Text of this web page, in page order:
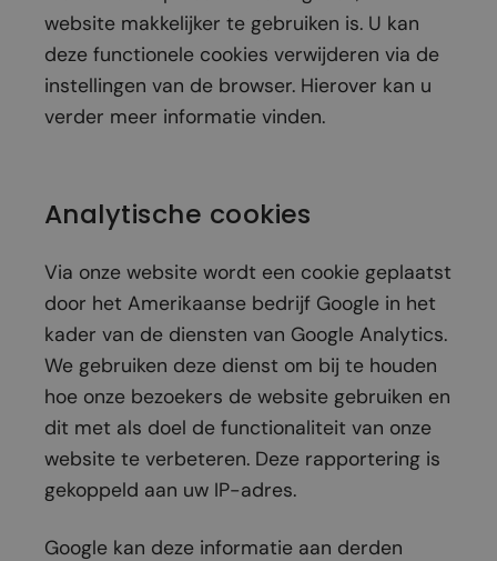
website makkelijker te gebruiken is. U kan
deze functionele cookies verwijderen via de
instellingen van de browser. Hierover kan u
verder meer informatie vinden.
Analytische cookies
Via onze website wordt een cookie geplaatst
door het Amerikaanse bedrijf Google in het
kader van de diensten van Google Analytics.
We gebruiken deze dienst om bij te houden
hoe onze bezoekers de website gebruiken en
dit met als doel de functionaliteit van onze
website te verbeteren. Deze rapportering is
gekoppeld aan uw IP-adres.
Google kan deze informatie aan derden